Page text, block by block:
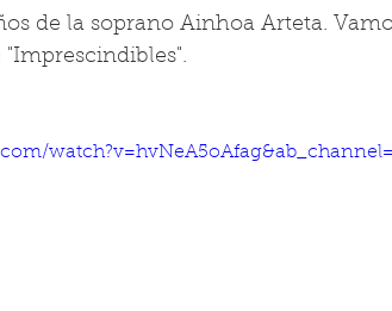
de la soprano Ainhoa Arteta.